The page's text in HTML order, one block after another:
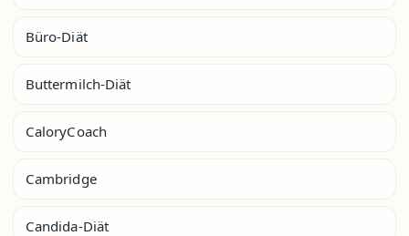
Büro-Diät
Buttermilch-Diät
CaloryCoach
Cambridge
Candida-Diät